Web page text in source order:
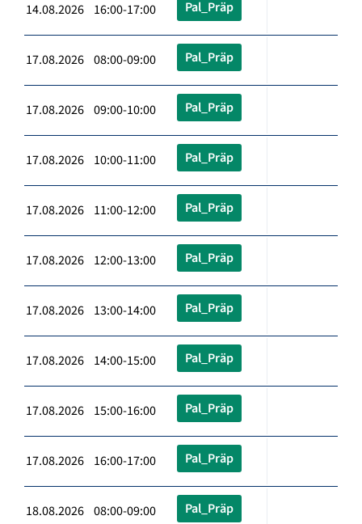
14.08.2026 16:00-17:00 Pal_Präp
17.08.2026 08:00-09:00 Pal_Präp
17.08.2026 09:00-10:00 Pal_Präp
17.08.2026 10:00-11:00 Pal_Präp
17.08.2026 11:00-12:00 Pal_Präp
17.08.2026 12:00-13:00 Pal_Präp
17.08.2026 13:00-14:00 Pal_Präp
17.08.2026 14:00-15:00 Pal_Präp
17.08.2026 15:00-16:00 Pal_Präp
17.08.2026 16:00-17:00 Pal_Präp
18.08.2026 08:00-09:00 Pal_Präp